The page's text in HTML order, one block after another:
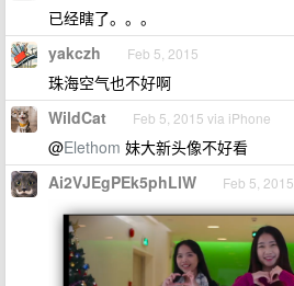
已经瞎了。。。
yakczh Feb 5, 2015
珠海空气也不好啊
WildCat Feb 5, 2015 via iPhone
@Elethom 妹大新头像不好看
Ai2VJEgPEk5phLlW Feb 5, 2015